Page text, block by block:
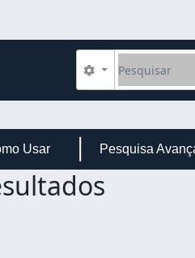
Pesquisar
Opções de busca
Usar Pesquisa